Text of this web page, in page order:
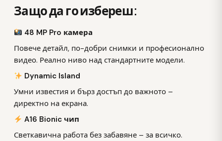
Защо да го избереш:
48 MP Pro камера
Повече детайл, по-добри снимки и професионално
видео. Реално ниво над стандартните модели.
Dynamic Island
Умни известия и бърз достъп до важното –
директно на екрана.
A16 Bionic чип
Светкавична работа без забавяне – за всичко.